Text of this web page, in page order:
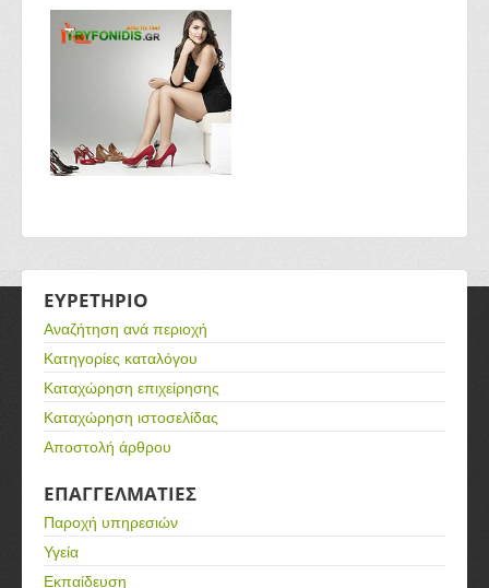
ΕΥΡΕΤΗΡΙΟ
Αναζήτηση ανά περιοχή
Κατηγορίες καταλόγου
Καταχώρηση επιχείρησης
Καταχώρηση ιστοσελίδας
Αποστολή άρθρου
ΕΠΑΓΓΕΛΜΑΤΙΕΣ
Παροχή υπηρεσιών
Υγεία
Εκπαίδευση